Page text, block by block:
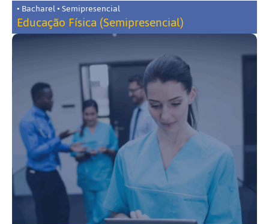
• Bacharel • Semipresencial
Educação Física (Semipresencial)